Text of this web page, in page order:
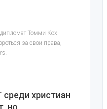
Томми Кох
за свои права,
христиан
но